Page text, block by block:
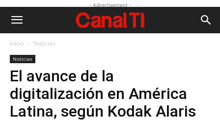
- Advertisement -
Inicio Noticias
Noticias
El avance de la
digitalización en América
Latina, según Kodak Alaris